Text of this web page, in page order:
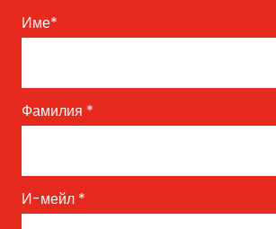
Име*
Фамилия *
И-мейл *